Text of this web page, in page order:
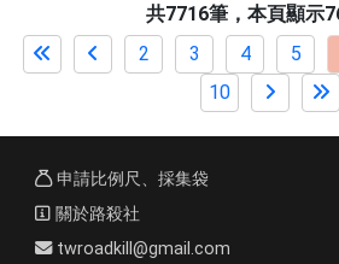
共7716筆，本頁顯示
2
3 4 5
10
申請比例尺、採集袋
關於路殺社
twroadkill@gmail.com